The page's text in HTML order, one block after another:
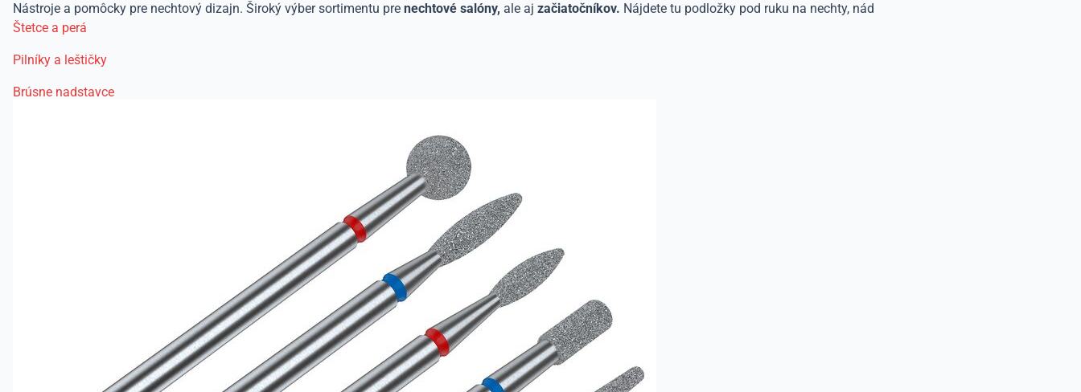
Nástroje a pomôcky pre nechtový dizajn. Široký výber sortimentu pre nechtové salóny, ale aj začiatočníkov. Nájdete tu podložky pod ruku na nechty, nád
Štetce a perá
Pilníky a leštičky
Brúsne nadstavce